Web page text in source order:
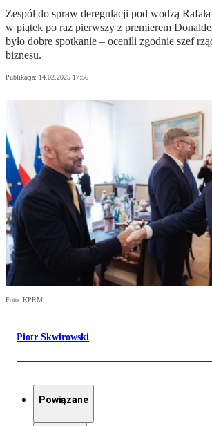
Zespół do spraw deregulacji pod wodzą
w piątek po raz pierwszy z premierem
było dobre spotkanie – ocenili zgodnie szef
biznesu.
Publikacja: 14.02.2025 17:56
Foto: KPRM
Piotr Skwirowski
Powiązane